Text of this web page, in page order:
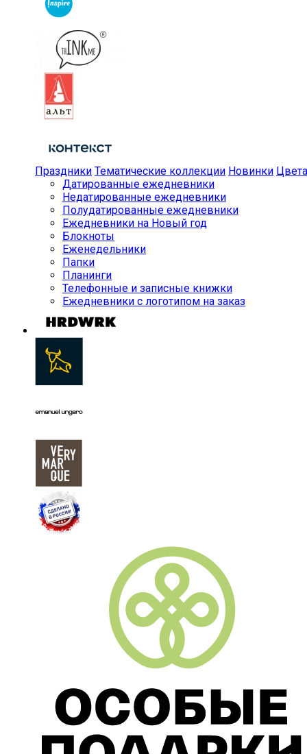
Праздники Тематические коллекции Новинки Цвета
Датированные ежедневники
Недатированные ежедневники
Полудатированные ежедневники
Ежедневники на Новый год
Блокноты
Еженедельники
Папки
Планинги
Телефонные и записные книжки
Ежедневники с логотипом на заказ